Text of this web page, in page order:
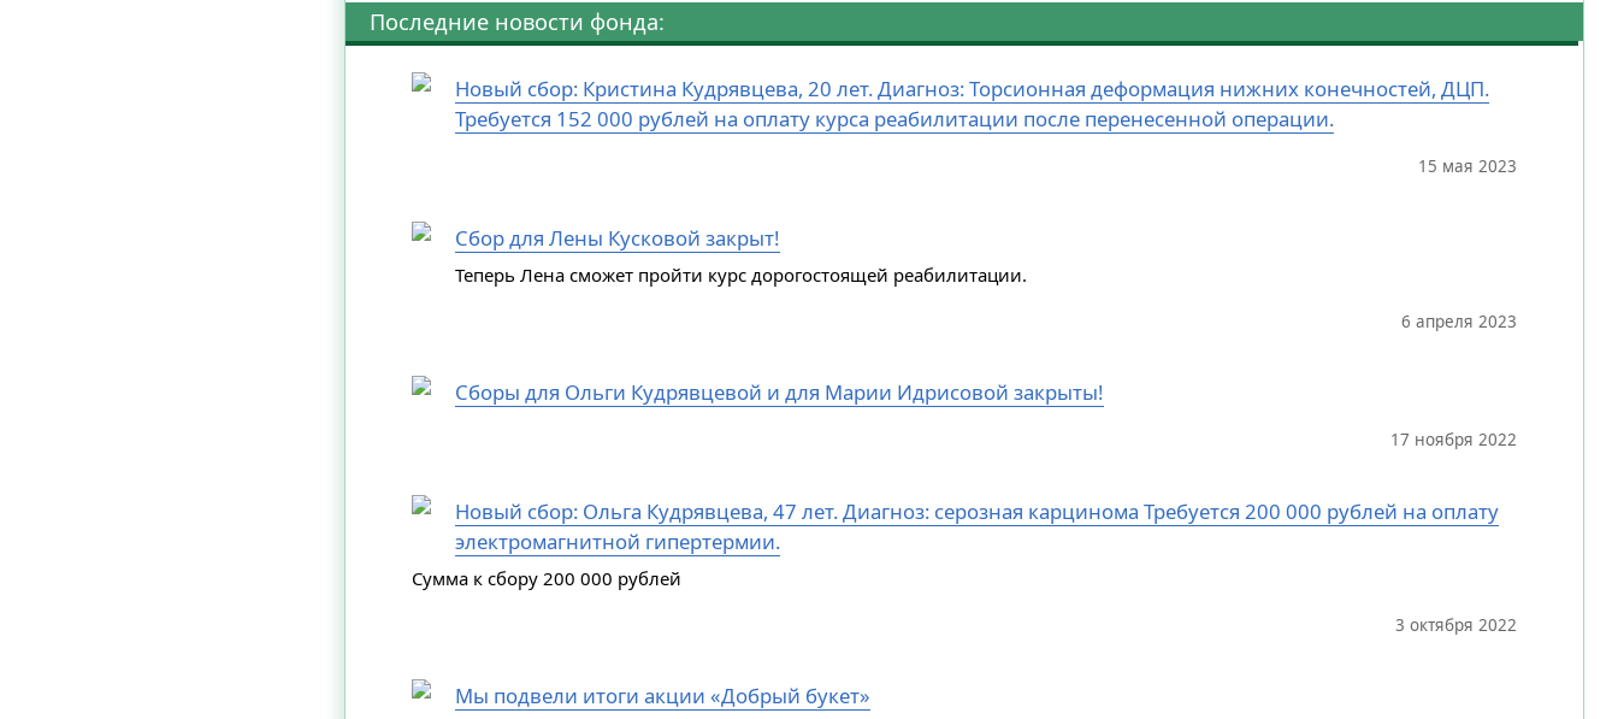
Последние новости фонда:
Новый сбор: Кристина Кудрявцева, 20 лет. Диагноз: Торсионная деформация нижних конечностей, ДЦП.
Требуется 152 000 рублей на оплату курса реабилитации после перенесенной операции.
15 мая 2023
Сбор для Лены Кусковой закрыт!
Теперь Лена сможет пройти курс дорогостоящей реабилитации.
6 апреля 2023
Сборы для Ольги Кудрявцевой и для Марии Идрисовой закрыты!
17 ноября 2022
Новый сбор: Ольга Кудрявцева, 47 лет. Диагноз: серозная карцинома Требуется 200 000 рублей на оплату
электромагнитной гипертермии.
Сумма к сбору 200 000 рублей
3 октября 2022
Мы подвели итоги акции «Добрый букет»